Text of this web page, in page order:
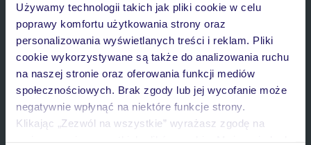
Używamy technologii takich jak pliki cookie w celu
poprawy komfortu użytkowania strony oraz
personalizowania wyświetlanych treści i reklam. Pliki
cookie wykorzystywane są także do analizowania ruchu
na naszej stronie oraz oferowania funkcji mediów
społecznościowych. Brak zgody lub jej wycofanie może
negatywnie wpłynąć na niektóre funkcje strony.
Klikając „Zezwól na wszystkie” wyrażasz zgodę na
Zapisz się do newslettera
IMIĘ*
E-MAIL*
Wyrażam zgodę na przetwarzanie danych osobowych przez TUI